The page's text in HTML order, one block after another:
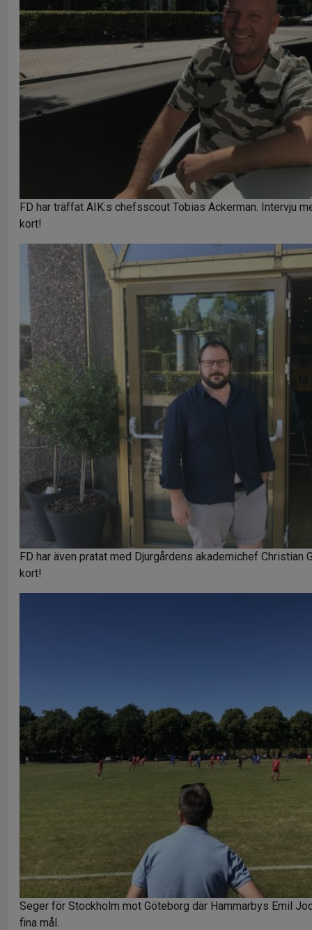
FD har träffat AIK:s chefsscout Tobias Ackerman. Intervju
kort!
FD har även pratat med Djurgårdens akademichef Christian
kort!
Seger för Stockholm mot Göteborg där Hammarbys Emil
fina mål.